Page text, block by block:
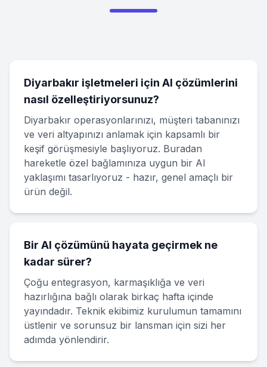
Diyarbakır işletmeleri için AI çözümlerini
nasıl özelleştiriyorsunuz?
Diyarbakır operasyonlarınızı, müşteri tabanınızı
ve veri altyapınızı anlamak için kapsamlı bir
keşif görüşmesiyle başlıyoruz. Buradan
hareketle özel bağlamınıza uygun bir AI
yaklaşımı tasarlıyoruz - hazır, genel amaçlı bir
ürün değil.
Bir AI çözümünü hayata geçirmek ne
kadar sürer?
Çoğu entegrasyon, karmaşıklığa ve veri
hazırlığına bağlı olarak birkaç hafta içinde
yayındadır. Teknik ekibimiz kurulumun tamamını
üstlenir ve sorunsuz bir lansman için sizi her
adımda yönlendirir.